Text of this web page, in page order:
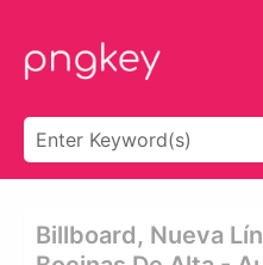
Billboard, Nueva